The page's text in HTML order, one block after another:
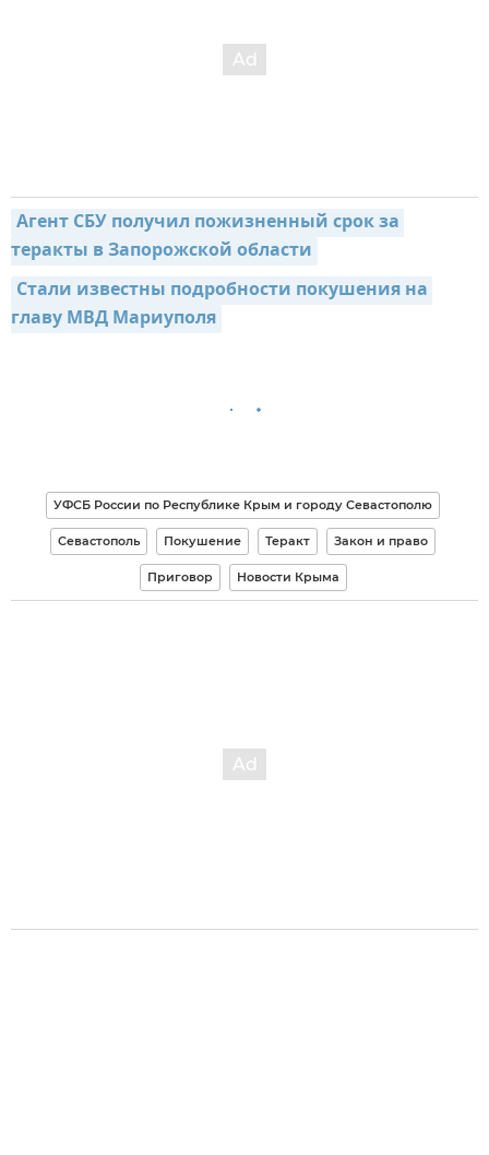
Агент СБУ получил пожизненный срок за
теракты в Запорожской области
Стали известны подробности покушения на
главу МВД Мариуполя
УФСБ России по Республике Крым и городу Севастополю
Севастополь Покушение Теракт Закон и право
Приговор Новости Крыма